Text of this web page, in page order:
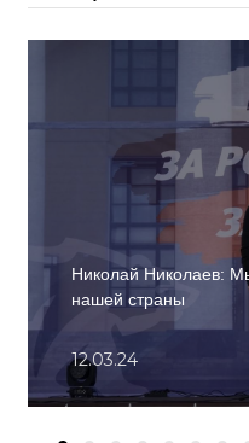
Николай Николаев:
нашей страны
12.03.24